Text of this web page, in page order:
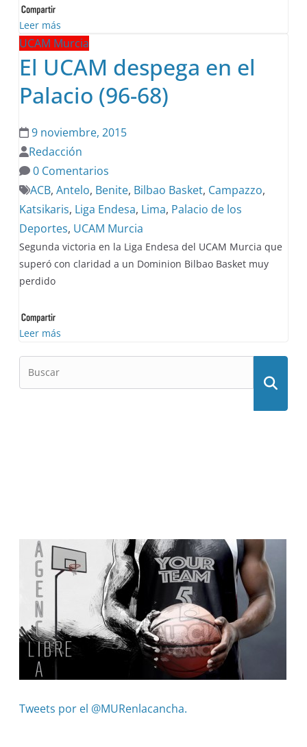
Leer más
UCAM Murcia
El UCAM despega en el
Palacio (96-68)
9 noviembre, 2015
Redacción
0 Comentarios
ACB,Antelo, Benite, Bilbao Basket, Campazzo,
Katsikaris, Liga Endesa, Lima, Palacio de los
Deportes, UCAM Murcia
Segunda victoria en la Liga Endesa del UCAM Murcia que
superó con claridad a un Dominion Bilbao Basket muy
perdido
Leer más
Tweets por el @MURenlacancha.